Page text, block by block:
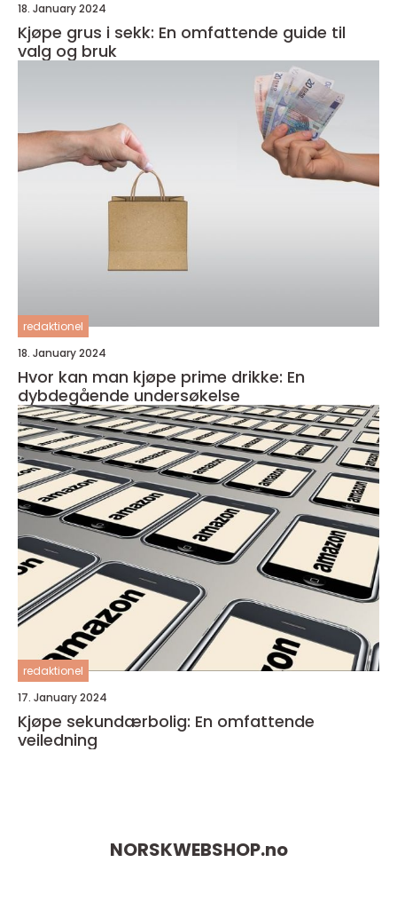
18. January 2024
Kjøpe grus i sekk: En omfattende guide til
valg og bruk
redaktionel
18. January 2024
Hvor kan man kjøpe prime drikke: En
dybdegående undersøkelse
redaktionel
17. January 2024
Kjøpe sekundærbolig: En omfattende
veiledning
NORSKWEBSHOP.no